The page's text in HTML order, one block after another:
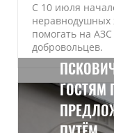
С 10 июля
неравнодушных
помогать на АЗС
добровольцев.
ГОСТЯМ